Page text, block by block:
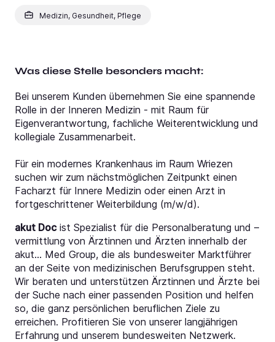
Medizin, Gesundheit, Pflege
Was diese Stelle besonders macht:
Bei unserem Kunden übernehmen Sie eine spannende
Rolle in der Inneren Medizin - mit Raum für
Eigenverantwortung, fachliche Weiterentwicklung und
kollegiale Zusammenarbeit.
Für ein modernes Krankenhaus im Raum Wriezen
suchen wir zum nächstmöglichen Zeitpunkt einen
Facharzt für Innere Medizin oder einen Arzt in
fortgeschrittener Weiterbildung (m/w/d).
akut Docist Spezialist für die Personalberatung und –
vermittlung von Ärztinnen und Ärzten innerhalb der
akut… Med Group, die als bundesweiter Marktführer
an der Seite von medizinischen Berufsgruppen steht.
Wir beraten und unterstützen Ärztinnen und Ärzte bei
der Suche nach einer passenden Position und helfen
so, die ganz persönlichen beruflichen Ziele zu
erreichen. Profitieren Sie von unserer langjährigen
Erfahrung und unserem bundesweiten Netzwerk.